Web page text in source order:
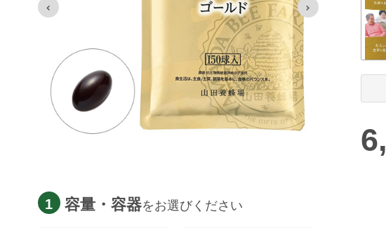
1 容量・容器をお選びください